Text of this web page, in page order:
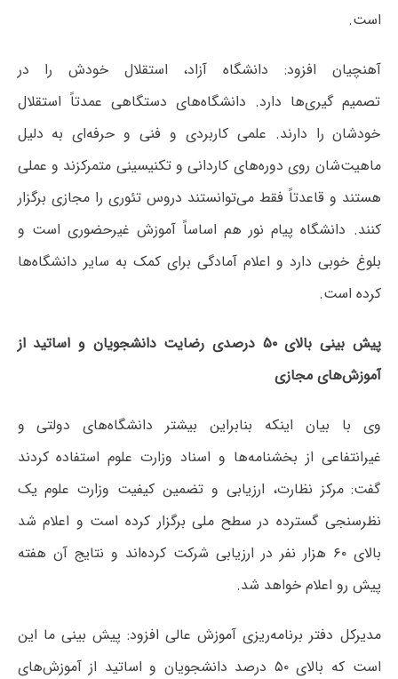
است.
آهنچیان افزود: دانشگاه آزاد، استقلال خودش را در
تصمیم گیری‌ها دارد. دانشگاه‌های دستگاهی عمدتاً استقلال
خودشان را دارند. علمی کاربردی و فنی و حرفه‌ای به دلیل
ماهیت‌شان روی دوره‌های کاردانی و تکنیسینی متمرکزند و عملی
هستند و قاعدتاً فقط می‌توانستند دروس تئوری را مجازی برگزار
کنند. دانشگاه پیام نور هم اساساً آموزش غیرحضوری است و
بلوغ خوبی دارد و اعلام آمادگی برای کمک به سایر دانشگاه‌ها
کرده است.
پیش بینی بالای ۵۰ درصدی رضایت دانشجویان و اساتید از
آموزش‌های مجازی
وی با بیان اینکه بنابراین بیشتر دانشگاه‌های دولتی و
غیرانتفاعی از بخشنامه‌ها و اسناد وزارت علوم استفاده کردند
گفت: مرکز نظارت، ارزیابی و تضمین کیفیت وزارت علوم یک
نظرسنجی گسترده در سطح ملی برگزار کرده است و اعلام شد
بالای ۶۰ هزار نفر در ارزیابی شرکت کرده‌اند و نتایج آن هفته
پیش رو اعلام خواهد شد.
مدیرکل دفتر برنامه‌ریزی آموزش عالی افزود: پیش بینی ما این
است که بالای ۵۰ درصد دانشجویان و اساتید از آموزش‌های